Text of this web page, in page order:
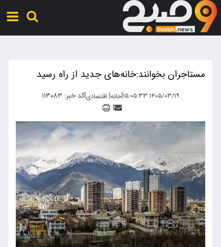
مستاجران بخوانند:خانه‌های جدید از راه رسید
۱۴۰۵/۰۳/۱۹ ۱۵:۰۵:۳۳ |خانه| اقتصادی|کد خبر: ۱۱۳۰۸۳
|